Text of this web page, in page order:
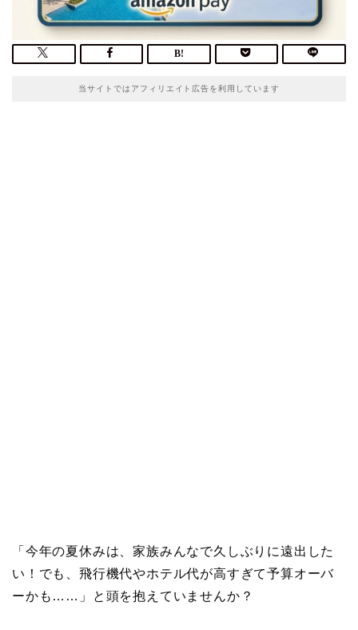
当サイトではアフィリエイト広告を利用しています
「今年の夏休みは、家族みんなで久しぶりに遠出した
い！でも、飛行機代やホテル代が高すぎて予算オーバ
ーかも……」と頭を抱えていませんか？